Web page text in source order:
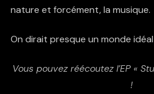
nature et forcément, la musique.
On dirait presque un monde
Vous pouvez réécoutez l’EP «
!